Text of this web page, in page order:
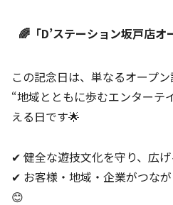
🌈「D’ステーション坂戸店
この記念日は、単なるオープン
“地域とともに歩むエンターテ
える日です🌟
✔ 健全な遊技文化を守り、広
✔ お客様・地域・企業がつな
😊